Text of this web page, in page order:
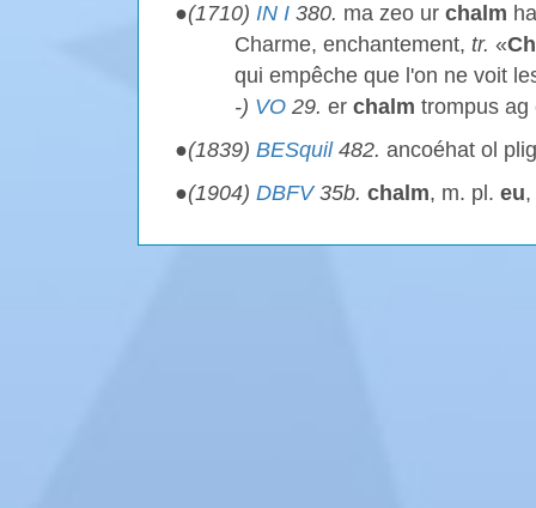
●(1710) IN I 380. ma zeo ur chalm
Charme, enchantement, tr. «
qui empêche que l'on ne voit
-) VO 29. er chalm trompus ag
●(1839) BESquil482. ancoéhat ol
●(1904) DBFV35b. chalm, m. pl. eu,